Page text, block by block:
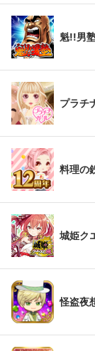
魁!!男
プラチ
料理の
城姫ク
怪盗夜